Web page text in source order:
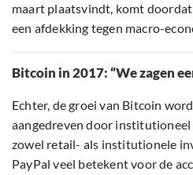
maart plaatsvindt, komt
een afdekking tegen macro-
Bitcoin in 2017: “We zagen
Echter, de groei van Bitcoin
aangedreven door institutioneel
zowel retail- als institutionele
PayPal veel betekent voor de